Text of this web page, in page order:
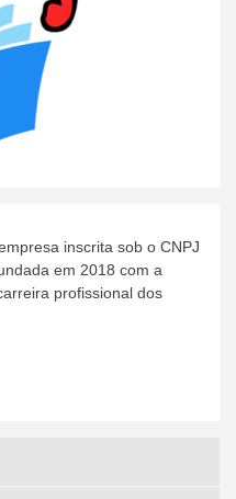
inscrita sob o CNPJ
em 2018 com a
profissional dos